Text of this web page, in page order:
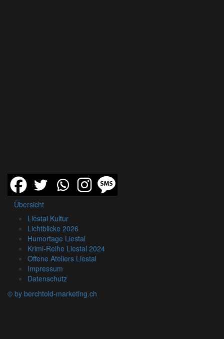
Übersicht
Liestal Kultur
Lichtblicke 2026
Humortage Liestal
Krimi-Reihe Liestal 2024
Offene Ateliers Liestal
Impressum
Datenschutz
© by berchtold-marketing.ch